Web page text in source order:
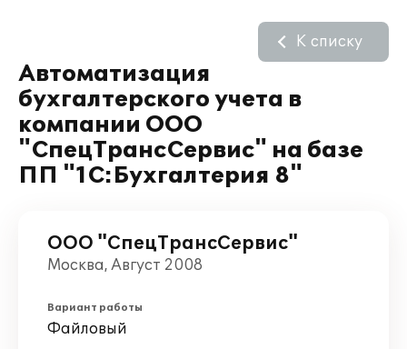
Автоматизация
бухгалтерского учета в
компании ООО
"СпецТрансСервис" на базе
ПП "1С:Бухгалтерия 8"
К списку
ООО "СпецТрансСервис"
Москва, Август 2008
Вариант работы
Файловый